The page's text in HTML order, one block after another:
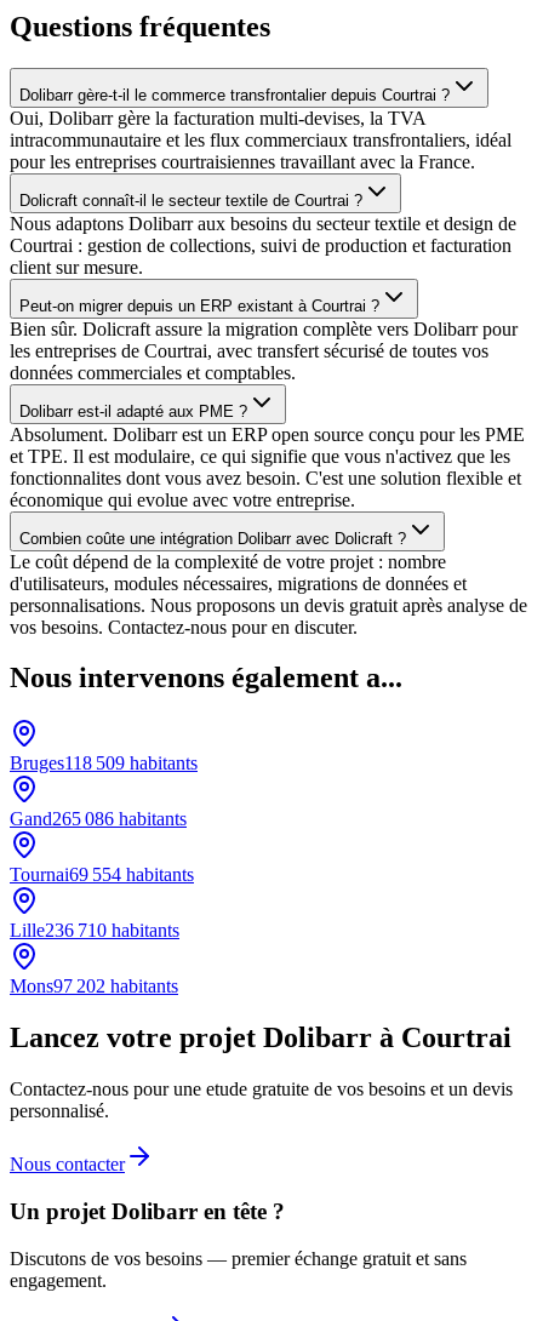
Questions fréquentes
Dolibarr gère-t-il le commerce transfrontalier depuis Courtrai ?
Oui, Dolibarr gère la facturation multi-devises, la TVA
intracommunautaire et les flux commerciaux transfrontaliers, idéal
pour les entreprises courtraisiennes travaillant avec la France.
Dolicraft connaît-il le secteur textile de Courtrai ?
Nous adaptons Dolibarr aux besoins du secteur textile et design de
Courtrai : gestion de collections, suivi de production et facturation
client sur mesure.
Peut-on migrer depuis un ERP existant à Courtrai ?
Bien sûr. Dolicraft assure la migration complète vers Dolibarr pour
les entreprises de Courtrai, avec transfert sécurisé de toutes vos
données commerciales et comptables.
Dolibarr est-il adapté aux PME ?
Absolument. Dolibarr est un ERP open source conçu pour les PME
et TPE. Il est modulaire, ce qui signifie que vous n'activez que les
fonctionnalites dont vous avez besoin. C'est une solution flexible et
économique qui evolue avec votre entreprise.
Combien coûte une intégration Dolibarr avec Dolicraft ?
Le coût dépend de la complexité de votre projet : nombre
d'utilisateurs, modules nécessaires, migrations de données et
personnalisations. Nous proposons un devis gratuit après analyse de
vos besoins. Contactez-nous pour en discuter.
Nous intervenons également a...
Bruges118 509 habitants
Gand265 086 habitants
Tournai69 554 habitants
Lille236 710 habitants
Mons97 202 habitants
Lancez votre projet Dolibarr à Courtrai
Contactez-nous pour une etude gratuite de vos besoins et un devis
personnalisé.
Nous contacter
Un projet Dolibarr en tête ?
Discutons de vos besoins — premier échange gratuit et sans
engagement.